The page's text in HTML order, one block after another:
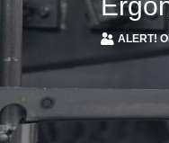
ALERT!